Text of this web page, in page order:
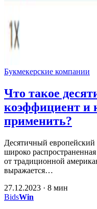
Букмекерские компании
Что такое
коэффициент и
применить?
Десятичный европейский
широко
от традиционной
выражается…
27.12.2023 · 8 мин
BidsWin